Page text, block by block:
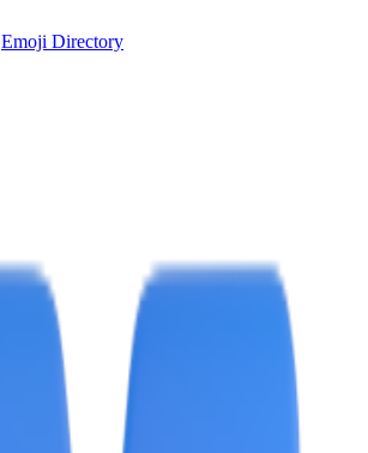
Emoji Directory